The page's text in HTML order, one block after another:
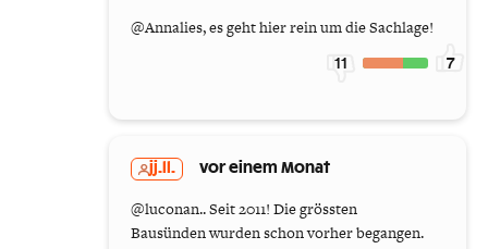
@Annalies, es geht hier rein um die Sachlage!
11 7
jj.ll. vor einem Monat
@luconan.. Seit 2011! Die grössten
Bausünden wurden schon vorher begangen.